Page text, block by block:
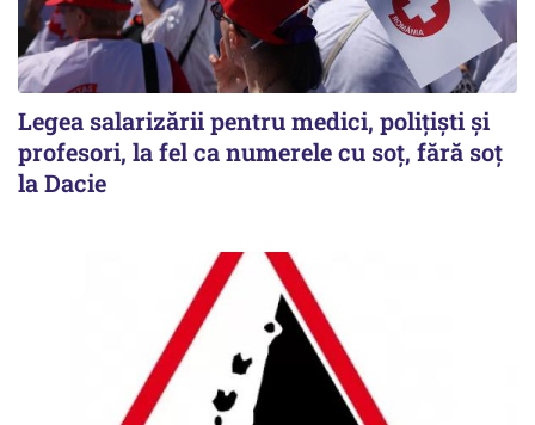
Legea salarizării pentru medici, polițiști și
profesori, la fel ca numerele cu soț, fără soț
la Dacie